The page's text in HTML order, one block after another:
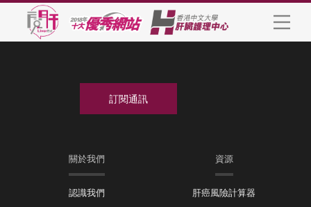
關於我們
認識我們
資源
肝癌風險計算器